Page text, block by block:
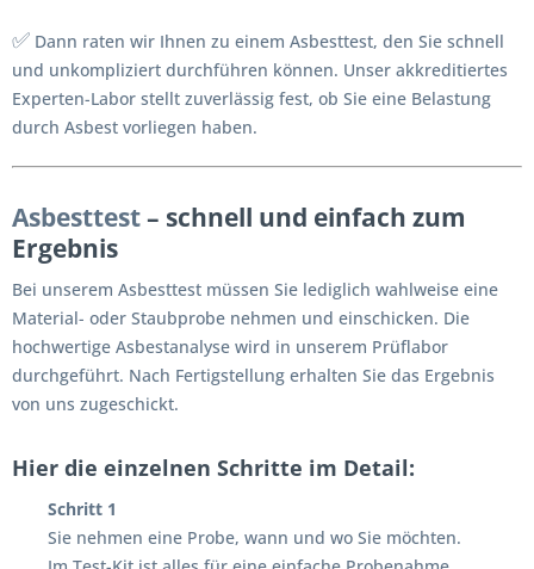
✅ Dann raten wir Ihnen zu einem Asbesttest, den Sie schnell
und unkompliziert durchführen können. Unser akkreditiertes
Experten-Labor stellt zuverlässig fest, ob Sie eine Belastung
durch Asbest vorliegen haben.
Asbesttest– schnell und einfach zum
Ergebnis
Bei unserem Asbesttest müssen Sie lediglich wahlweise eine
Material- oder Staubprobe nehmen und einschicken. Die
hochwertige Asbestanalyse wird in unserem Prüflabor
durchgeführt. Nach Fertigstellung erhalten Sie das Ergebnis
von uns zugeschickt.
Hier die einzelnen Schritte im Detail:
Schritt 1
Sie nehmen eine Probe, wann und wo Sie möchten.